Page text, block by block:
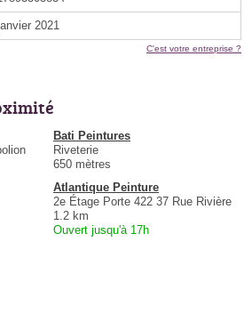
2021
C'est votre entreprise ?
Bati Peintures
Riveterie
650 mètres
Atlantique Peinture
2e Étage Porte 422 37 Rue Rivière
1.2 km
Ouvert jusqu'à 17h